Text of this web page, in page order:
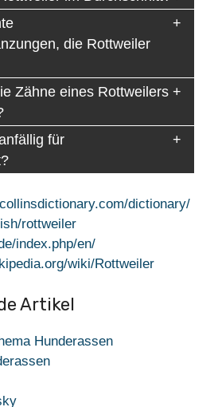
die Rottweiler
Zähne eines Rottweilers
für
dictionary/
rottweiler
index.php/en/
wiki/Rottweiler
Artikel
Hunderassen